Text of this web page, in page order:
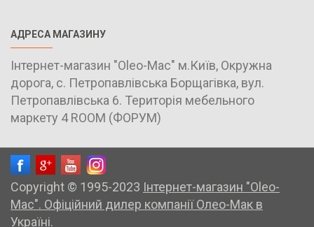
АДРЕСА МАГАЗИНУ
Інтернет-магазин "Oleo-Mac" м.Київ, Окружна
дорога, с. Петропавлівська Борщагівка, вул.
Петропавлівська 6. Територія мебельного
маркету 4 ROOM (ФОРУМ)
Copyright © 1995-2023 Інтернет-магазин "Oleo-
Mac". Офіційний дилер компанії Олео-Мак в
Україні.